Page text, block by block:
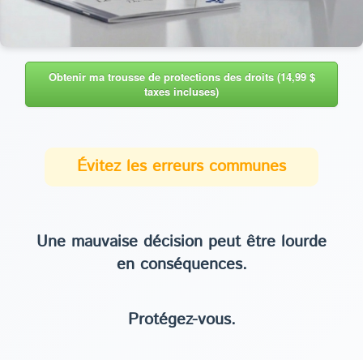
Obtenir ma trousse de protections des droits (14,99 $
taxes incluses)
Évitez les erreurs communes
Une mauvaise décision peut être lourde
en conséquences.
Protégez-vous.